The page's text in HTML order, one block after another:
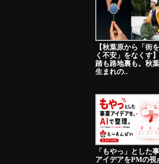
【秋葉原から「街
く不安」をなくす
踏も路地裏も。秋
生まれの..
「もやっ」とした
アイデアをPMの視